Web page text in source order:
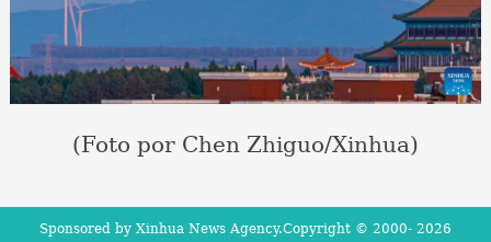
(Foto por Chen Zhiguo/Xinhua)
Sponsored by Xinhua News Agency.Copyright © 2000- 2026